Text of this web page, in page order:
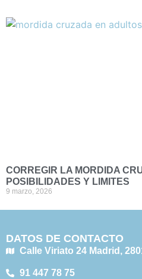
CORREGIR LA MORDIDA
POSIBILIDADES Y LIMITES
9 marzo, 2026
DATOS DE CONTACTO
Calle Viriato 24 Madrid,
91 447 78 75